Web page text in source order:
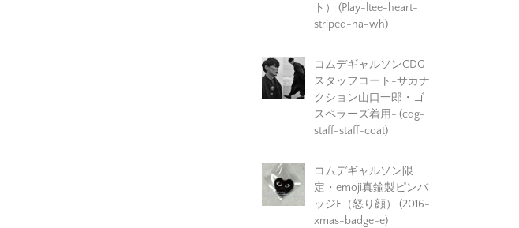
ト） (Play-ltee-heart-
striped-na-wh)
コムデギャルソンCDG
スタッフコート-サカナ
クション山口一郎・ゴ
スペラーズ着用- (cdg-
staff-staff-coat)
コムデギャルソン限
定・emoji真鍮製ピンバ
ッジE（怒り顔） (2016-
xmas-badge-e)